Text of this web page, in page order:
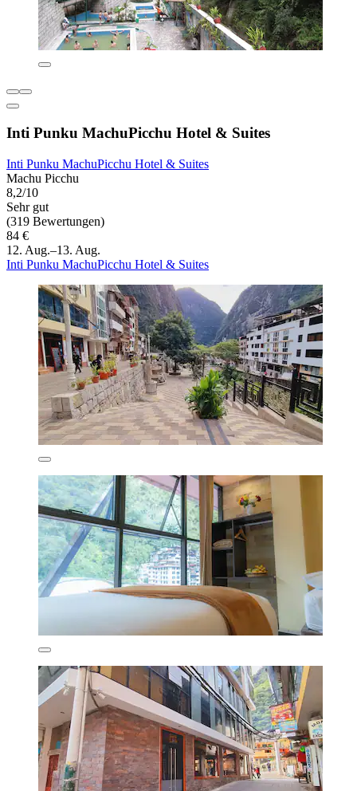
Inti Punku MachuPicchu Hotel & Suites
Inti Punku MachuPicchu Hotel & Suites
Machu Picchu
8,2/10
Sehr gut
(319 Bewertungen)
84 €
12. Aug.–13. Aug.
Inti Punku MachuPicchu Hotel & Suites